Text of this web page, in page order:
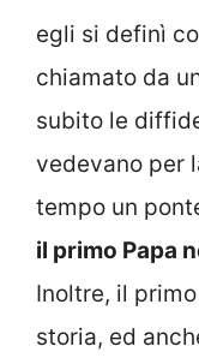
egli si definì
chiamato da
subito le
vedevano per
tempo un
il primo Papa
Inoltre, il
storia, ed